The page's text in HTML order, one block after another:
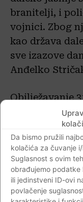
Da bismo pružili
kolačića za čuvanje
Suglasnost s ovim
obrađujemo podatke
ili jedinstveni ID-ovi
povlačenje
branitelji, i
vojnici. Zbog
kao država
sve izazove
Anđelko
Obilježavanje
„Roda“
imena svih
je služena
pastira.
Na
varaždinske
Varaždina